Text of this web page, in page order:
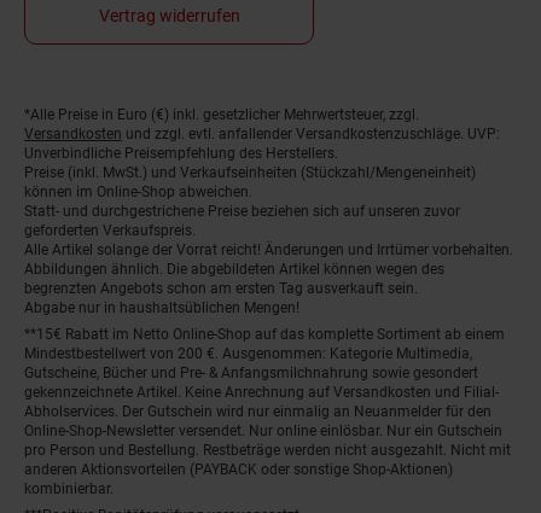
Vertrag widerrufen
Fußnoten
*Alle Preise in Euro (€) inkl. gesetzlicher Mehrwertsteuer, zzgl.
Versandkosten und zzgl. evtl. anfallender Versandkostenzuschläge. UVP:
Unverbindliche Preisempfehlung des Herstellers.
Preise (inkl. MwSt.) und Verkaufseinheiten (Stückzahl/Mengeneinheit)
können im Online-Shop abweichen.
Statt- und durchgestrichene Preise beziehen sich auf unseren zuvor
geforderten Verkaufspreis.
Alle Artikel solange der Vorrat reicht! Änderungen und Irrtümer vorbehalten.
Abbildungen ähnlich. Die abgebildeten Artikel können wegen des
begrenzten Angebots schon am ersten Tag ausverkauft sein.
Abgabe nur in haushaltsüblichen Mengen!
**15€ Rabatt im Netto Online-Shop auf das komplette Sortiment ab einem
Mindestbestellwert von 200 €. Ausgenommen: Kategorie Multimedia,
Gutscheine, Bücher und Pre- & Anfangsmilchnahrung sowie gesondert
gekennzeichnete Artikel. Keine Anrechnung auf Versandkosten und Filial-
Abholservices. Der Gutschein wird nur einmalig an Neuanmelder für den
Online-Shop-Newsletter versendet. Nur online einlösbar. Nur ein Gutschein
pro Person und Bestellung. Restbeträge werden nicht ausgezahlt. Nicht mit
anderen Aktionsvorteilen (PAYBACK oder sonstige Shop-Aktionen)
kombinierbar.